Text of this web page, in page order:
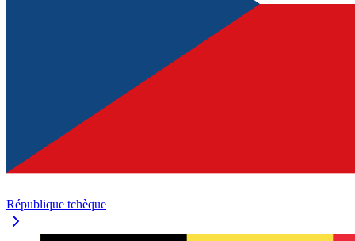
République tchèque